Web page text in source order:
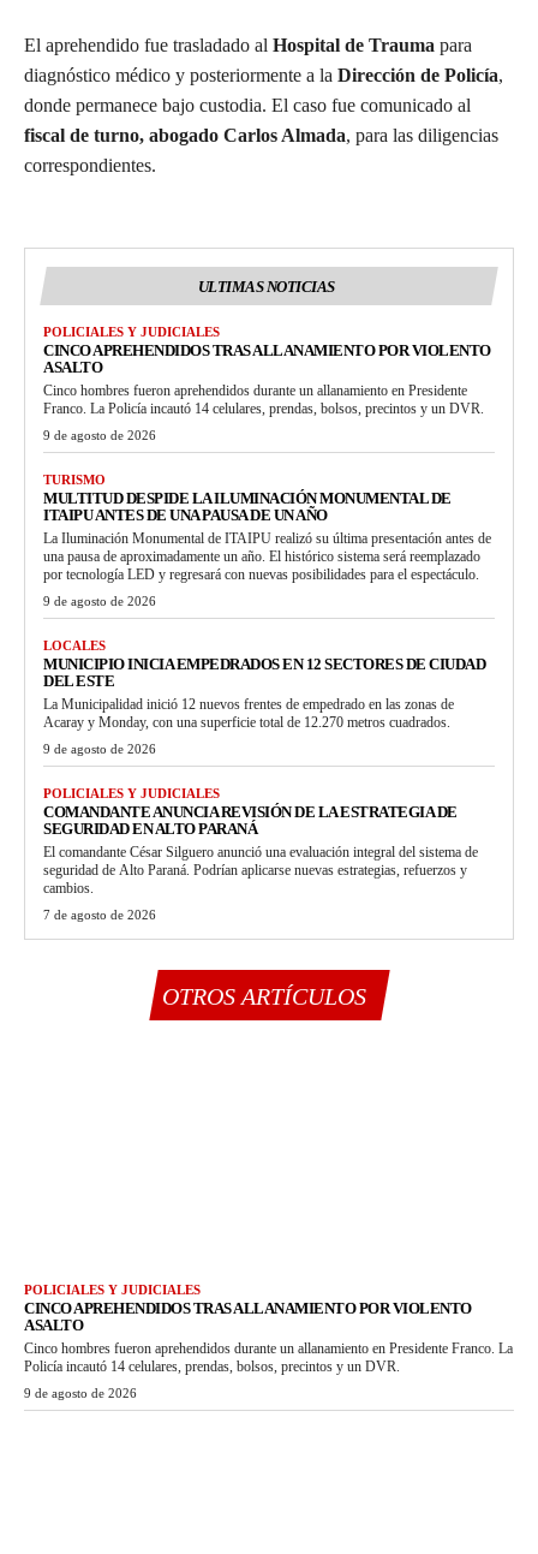
El aprehendido fue trasladado al Hospital de Trauma para
diagnóstico médico y posteriormente a la Dirección de Policía,
donde permanece bajo custodia. El caso fue comunicado al
fiscal de turno, abogado Carlos Almada, para las diligencias
correspondientes.
ULTIMAS NOTICIAS
POLICIALES Y JUDICIALES
CINCO APREHENDIDOS TRAS ALLANAMIENTO POR VIOLENTO
ASALTO
Cinco hombres fueron aprehendidos durante un allanamiento en Presidente
Franco. La Policía incautó 14 celulares, prendas, bolsos, precintos y un DVR.
9 de agosto de 2026
TURISMO
MULTITUD DESPIDE LA ILUMINACIÓN MONUMENTAL DE
ITAIPU ANTES DE UNA PAUSA DE UN AÑO
La Iluminación Monumental de ITAIPU realizó su última presentación antes de
una pausa de aproximadamente un año. El histórico sistema será reemplazado
por tecnología LED y regresará con nuevas posibilidades para el espectáculo.
9 de agosto de 2026
LOCALES
MUNICIPIO INICIA EMPEDRADOS EN 12 SECTORES DE CIUDAD
DEL ESTE
La Municipalidad inició 12 nuevos frentes de empedrado en las zonas de
Acaray y Monday, con una superficie total de 12.270 metros cuadrados.
9 de agosto de 2026
POLICIALES Y JUDICIALES
COMANDANTE ANUNCIA REVISIÓN DE LA ESTRATEGIA DE
SEGURIDAD EN ALTO PARANÁ
El comandante César Silguero anunció una evaluación integral del sistema de
seguridad de Alto Paraná. Podrían aplicarse nuevas estrategias, refuerzos y
cambios.
7 de agosto de 2026
OTROS ARTÍCULOS
POLICIALES Y JUDICIALES
CINCO APREHENDIDOS TRAS ALLANAMIENTO POR VIOLENTO
ASALTO
Cinco hombres fueron aprehendidos durante un allanamiento en Presidente Franco. La
Policía incautó 14 celulares, prendas, bolsos, precintos y un DVR.
9 de agosto de 2026